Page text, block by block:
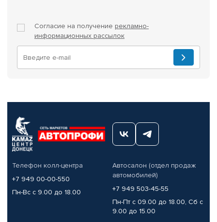
Согласие на получение рекламно-
информационных рассылок
Телефон колл-центра
+7 949 00-00-550
Пн-Вс с 9.00 до 18.00
Автосалон (отдел продаж
автомобилей)
+7 949 503-45-55
Пн-Пт с 09.00 до 18.00, Сб с
9.00 до 15.00